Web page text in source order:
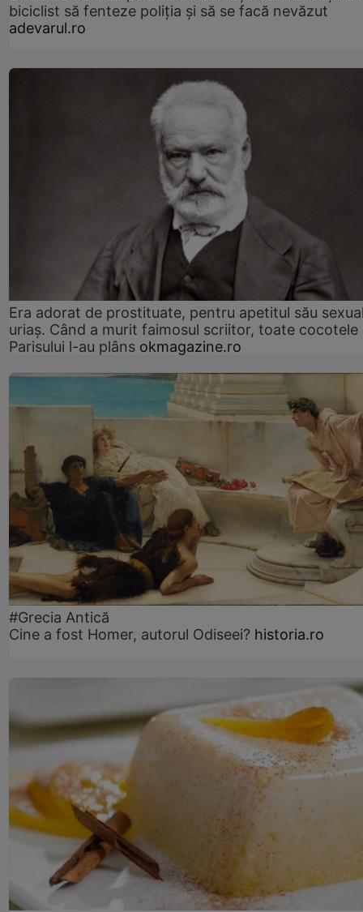
biciclist să fenteze poliția și să se facă nevăzut
adevarul.ro
Era adorat de prostituate, pentru apetitul său
uriaș. Când a murit faimosul scriitor, toate cocotele
Parisului l-au plâns okmagazine.ro
#Grecia Antică
Cine a fost Homer, autorul Odiseei? historia.ro